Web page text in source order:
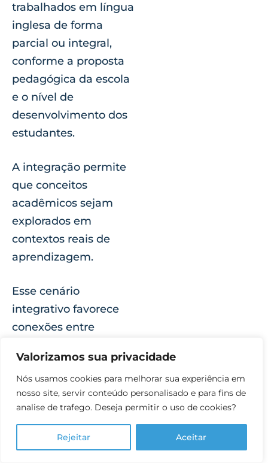
Valorizamos sua privacidade
Nós usamos cookies para melhorar sua experiência em
nosso site, servir conteúdo personalisado e para fins de
analise de trafego. Deseja permitir o uso de cookies?
Rejeitar Aceitar
trabalhados em língua
inglesa de forma
parcial ou integral,
conforme a proposta
pedagógica da escola
e o nível de
desenvolvimento dos
estudantes.
A integração permite
que conceitos
acadêmicos sejam
explorados em
contextos reais de
aprendizagem.
Esse cenário
integrativo favorece
conexões entre
conhecimento e evita
a fragmentação entre
língua e conteúdo no
Planejamento